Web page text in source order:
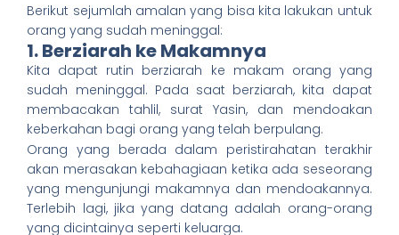
Berikut sejumlah amalan yang bisa kita lakukan untuk
orang yang sudah meninggal:
1. Berziarah ke Makamnya
Kita dapat rutin berziarah ke makam orang yang
sudah meninggal. Pada saat berziarah, kita dapat
membacakan tahlil, surat Yasin, dan mendoakan
keberkahan bagi orang yang telah berpulang.
Orang yang berada dalam peristirahatan terakhir
akan merasakan kebahagiaan ketika ada seseorang
yang mengunjungi makamnya dan mendoakannya.
Terlebih lagi, jika yang datang adalah orang-orang
yang dicintainya seperti keluarga.